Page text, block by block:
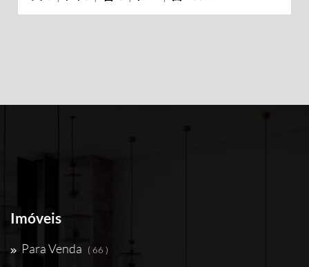
Imóveis
Para Venda ( 66 )